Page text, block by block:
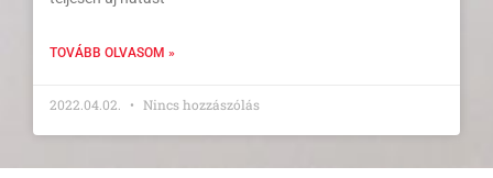
TOVÁBB OLVASOM »
2022.04.02. Nincs hozzászólás